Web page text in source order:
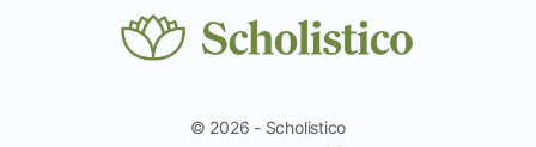
© 2026 - Scholistico